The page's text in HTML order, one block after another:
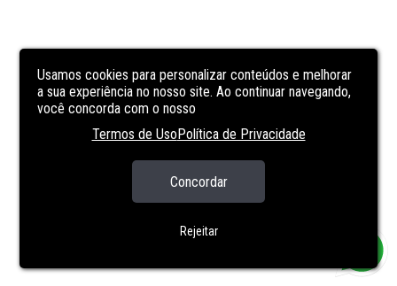
Usamos cookies para personalizar conteúdos e melhorar
a sua experiência no nosso site. Ao continuar navegando,
você concorda com o nosso
Termos de UsoPolítica de Privacidade
Concordar
Rejeitar